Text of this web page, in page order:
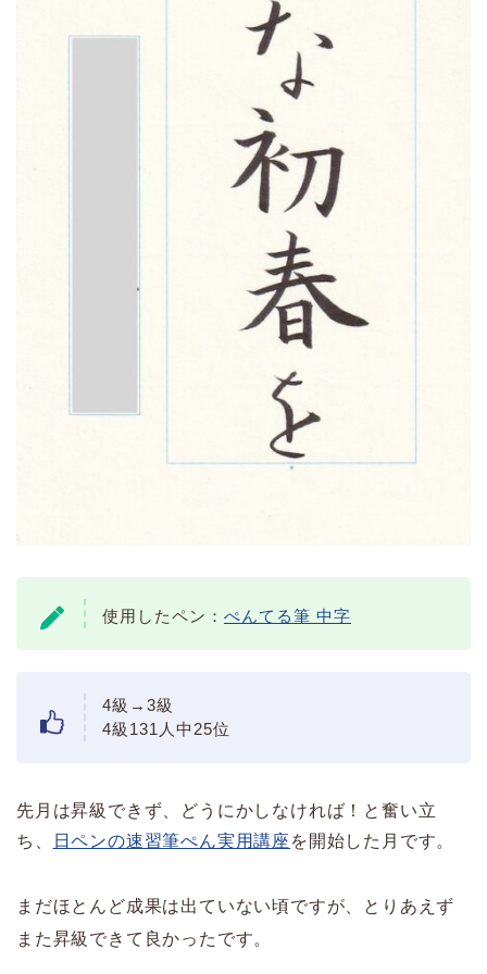
使用したペン： ぺんてる筆 中字
4級→3級
4級131人中25位
先月は昇級できず、どうにかしなければ！と奮い立
ち、
日ペンの速習筆ぺん実用講座 を開始した月です。
まだほとんど成果は出ていない頃ですが、とりあえず
また昇級できて良かったです。